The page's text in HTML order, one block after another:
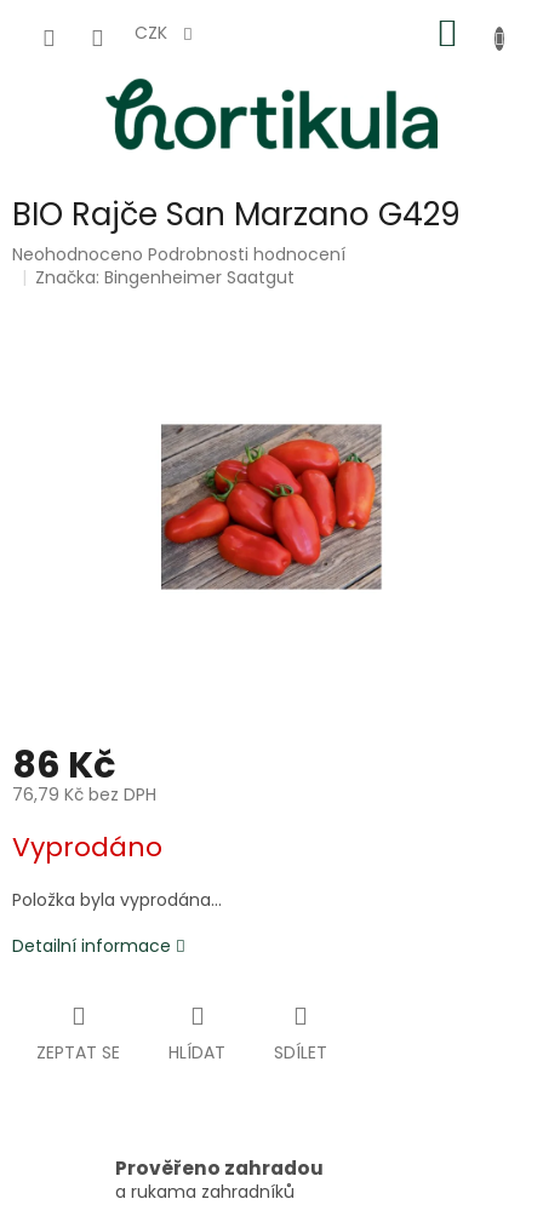
CZK
KOŠÍK
BIO Rajče San Marzano G429
Průměrné
hodnocení
Neohodnoceno Podrobnosti hodnocení
Značka:Bingenheimer Saatgut
86 Kč
76,79 Kč bez DPH
cena:
Vyprodáno
Položka byla vyprodána…
Detailní informace
ZEPTAT SE HLÍDAT SDÍLET
Prověřeno zahradou
a rukama zahradníků